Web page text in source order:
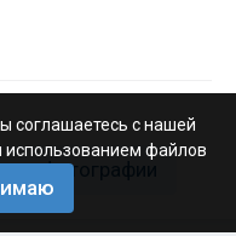
фотографии
соглашаетесь с нашей
использованием файлов